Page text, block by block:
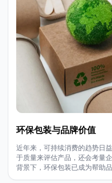
环保包装与品牌价值
近年来，可持续消费的趋势日
于质量来评估产品，还会考量
背景下，环保包装已成为帮助